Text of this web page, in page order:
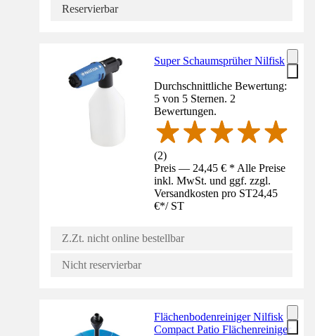
Reservierbar
Super Schaumsprüher Nilfisk
Durchschnittliche Bewertung:
5 von 5 Sternen. 2
Bewertungen.
(2)
Preis — 24,45 € * Alle Preise
inkl. MwSt. und ggf. zzgl.
Versandkosten pro ST24,45
€*/ ST
Z.Zt. nicht online bestellbar
Nicht reservierbar
Flächenbodenreiniger Nilfisk
Compact Patio Flächenreiniger